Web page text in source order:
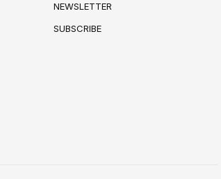
NEWSLETTER
SUBSCRIBE